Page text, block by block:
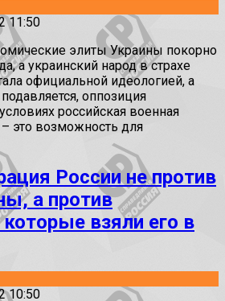
11:50
элиты Украины покорно
а украинский народ в страхе
официальной идеологией, а
оппозиция
российская военная
это возможность для
России не против
а против
взяли его в
10:50